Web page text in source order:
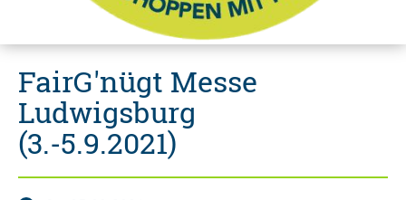
FairG'nügt Messe
Ludwigsburg
(3.-5.9.2021)